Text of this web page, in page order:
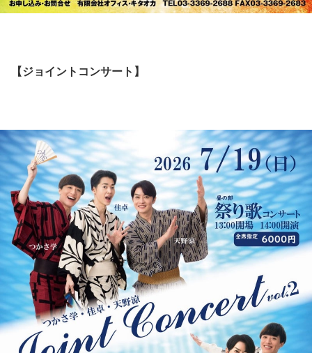
【ジョイントコンサート】